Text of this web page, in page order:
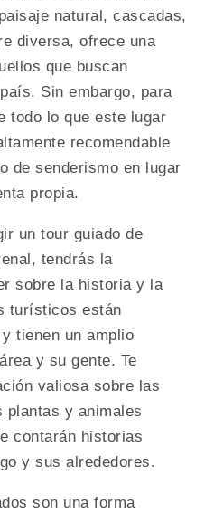
natural, cascadas,
diversa, ofrece una
que buscan
Sin embargo, para
todo lo que este lugar
recomendable
de senderismo en lugar
propia.
un tour guiado de
tendrás la
sobre la historia y la
turísticos están
tienen un amplio
y su gente. Te
valiosa sobre las
y animales
contarán historias
y sus alrededores.
son una forma